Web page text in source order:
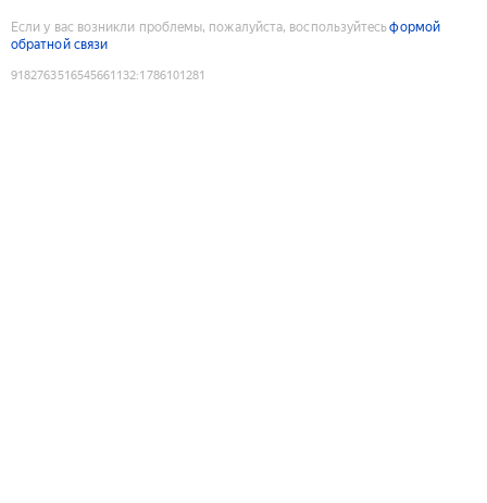
Если у вас возникли проблемы, пожалуйста, воспользуйтесьформой
обратной связи
9182763516545661132:1786101281